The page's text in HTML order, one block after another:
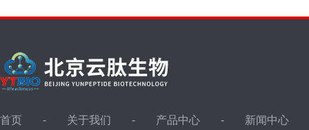
首页 关于我们 产品中心 新闻中心